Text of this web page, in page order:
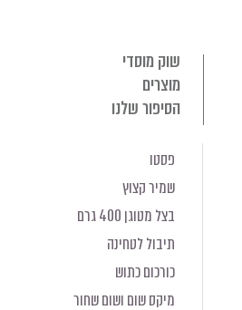
שוק מוסדי
מוצרים
הסיפור שלנו
פסטו
שמיר קצוץ
בצל מטוגן 400 גרם
תיבול לטחינה
כורכום כתוש
מיקס שום ושום שחור